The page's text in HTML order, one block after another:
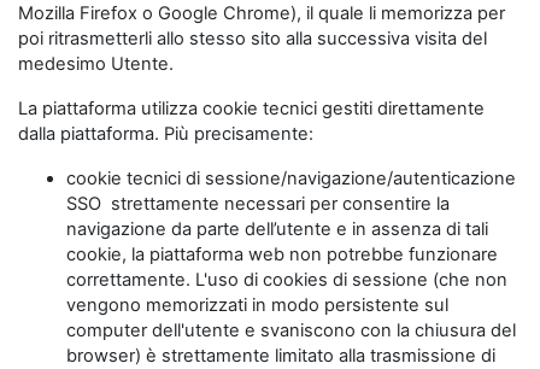
Mozilla Firefox o Google Chrome), il quale li memorizza per
poi ritrasmetterli allo stesso sito alla successiva visita del
medesimo Utente.
La piattaforma utilizza cookie tecnici gestiti direttamente
dalla piattaforma. Più precisamente:
cookie tecnici di sessione/navigazione/autenticazione
SSO strettamente necessari per consentire la
navigazione da parte dell’utente e in assenza di tali
cookie, la piattaforma web non potrebbe funzionare
correttamente. L'uso di cookies di sessione (che non
vengono memorizzati in modo persistente sul
computer dell'utente e svaniscono con la chiusura del
browser) è strettamente limitato alla trasmissione di